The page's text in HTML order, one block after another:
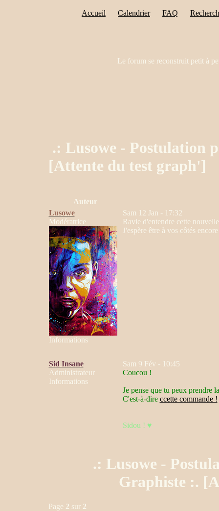
Accueil Calendrier FAQ
Le forum se reconstruit petit à
.: Lusowe - Postulation
[Attente du test graph']
Auteur
Lusowe
Modératrice
Informations
Sam 12 Jan - 17:32
Ravie d'entendre cette
J'espère être à vos côtés
Sid Insane
Administrateur
Informations
Sam 9 Fév - 10:45
Coucou !
Je pense que tu peux prendre
C'est-à-dire ccette commande !
Sidou ! ♥
.: Lusowe -
Graphiste :.
Page 2 sur 2